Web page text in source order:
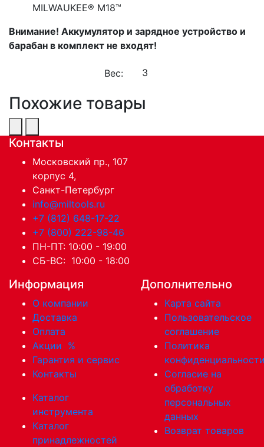
MILWAUKEE® M18™
Внимание! Аккумулятор и зарядное устройство и
барабан в комплект не входят!
Вес:
Похожие товары
Контакты
Московский пр., 107
корпус 4,
Санкт-Петербург
info@miltools.ru
+7 (812) 648-17-22
+7 (800) 222-98-46
ПН-ПТ: 10:00 - 19:00
СБ-ВС: 10:00 - 18:00
Информация
О компании
Доставка
Оплата
Акции %
Гарантия и сервис
Контакты
Каталог
инструмента
Каталог
принадлежностей
Дополнительно
Карта сайта
Пользовательское
соглашение
Политика
Согласие на
обработку
персональных
данных
Возврат товаров